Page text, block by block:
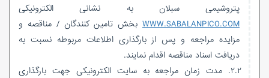
پتروشیمی سبلان به نشانی الکترونیکی
WWW.SABALANPICO.COM بخش تامین کنندگان / مناقصه و
مزایده مراجعه و پس از بارگذاری اطلاعات مربوطه نسبت به
دریافت اسناد مناقصه اقدام نمایند.
۲.۲. مدت زمان مراجعه به سایت الکترونیکی جهت بارگذاری